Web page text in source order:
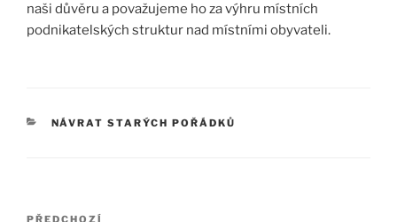
naši důvěru a považujeme ho za výhru místních
podnikatelských struktur nad místními obyvateli.
RUBRIKY
NÁVRAT STARÝCH POŘÁDKŮ
Navigace
PŘEDCHOZÍ